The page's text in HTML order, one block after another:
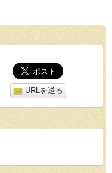
URLを送る